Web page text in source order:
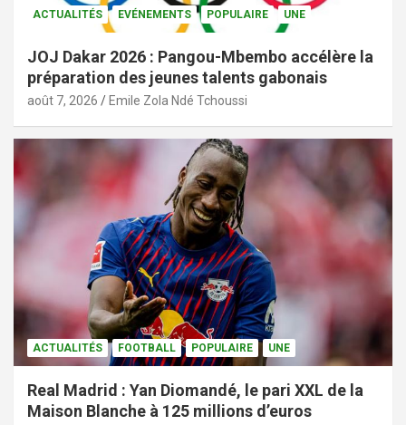
ACTUALITÉS EVÉNEMENTS POPULAIRE UNE
JOJ Dakar 2026 : Pangou-Mbembo accélère la
préparation des jeunes talents gabonais
août 7, 2026 Emile Zola Ndé Tchoussi
ACTUALITÉS FOOTBALL POPULAIRE UNE
Real Madrid : Yan Diomandé, le pari XXL de la
Maison Blanche à 125 millions d’euros